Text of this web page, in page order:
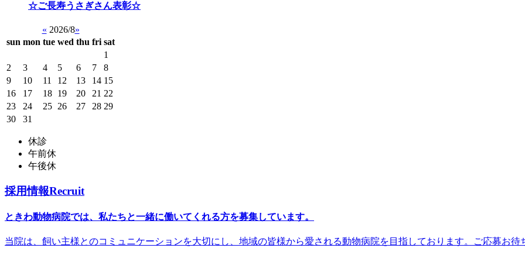
☆ご長寿うさぎさん表彰☆
« 2026/8»
sun mon tue wed thu fri sat
1
2
3 4 5 6 7
8
9
10 11 12 13 14 15
16
17 18 19 20 21 22
23
24 25 26 27 28 29
30
31
休診
午前休
午後休
採用情報Recruit
ときわ動物病院では、私たちと一緒に働いてくれる方を募集しています。
当院は、飼い主様とのコミュニケーションを大切にし、地域の皆様から愛される動物病院を目指しております。ご応募お待